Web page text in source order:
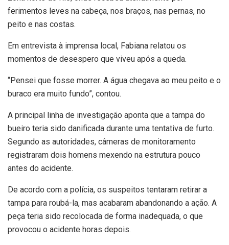
ferimentos leves na cabeça, nos braços, nas pernas, no
peito e nas costas.
Em entrevista à imprensa local, Fabiana relatou os
momentos de desespero que viveu após a queda.
“Pensei que fosse morrer. A água chegava ao meu peito e o
buraco era muito fundo”, contou.
A principal linha de investigação aponta que a tampa do
bueiro teria sido danificada durante uma tentativa de furto.
Segundo as autoridades, câmeras de monitoramento
registraram dois homens mexendo na estrutura pouco
antes do acidente.
De acordo com a polícia, os suspeitos tentaram retirar a
tampa para roubá-la, mas acabaram abandonando a ação. A
peça teria sido recolocada de forma inadequada, o que
provocou o acidente horas depois.